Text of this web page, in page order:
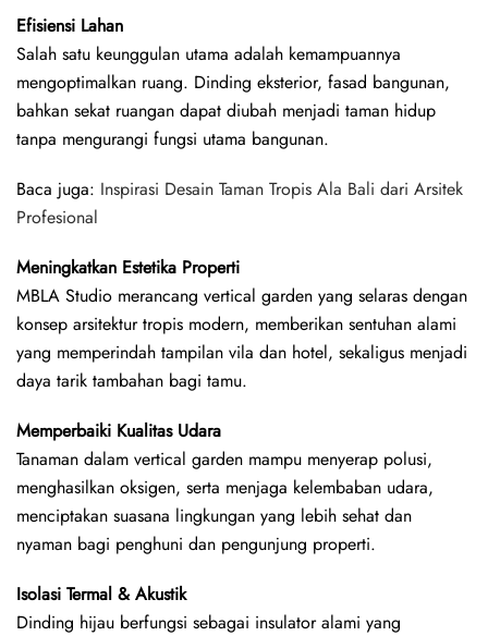
Efisiensi Lahan
Salah satu keunggulan utama adalah kemampuannya
mengoptimalkan ruang. Dinding eksterior, fasad bangunan,
bahkan sekat ruangan dapat diubah menjadi taman hidup
tanpa mengurangi fungsi utama bangunan.
Baca juga: Inspirasi Desain Taman Tropis Ala Bali dari Arsitek
Profesional
Meningkatkan Estetika Properti
MBLA Studio merancang vertical garden yang selaras dengan
konsep arsitektur tropis modern, memberikan sentuhan alami
yang memperindah tampilan vila dan hotel, sekaligus menjadi
daya tarik tambahan bagi tamu.
Memperbaiki Kualitas Udara
Tanaman dalam vertical garden mampu menyerap polusi,
menghasilkan oksigen, serta menjaga kelembaban udara,
menciptakan suasana lingkungan yang lebih sehat dan
nyaman bagi penghuni dan pengunjung properti.
Isolasi Termal & Akustik
Dinding hijau berfungsi sebagai insulator alami yang